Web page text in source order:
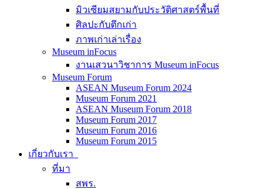
มิวเซียมสยามกับประวัติศาสตร์พื้นที่
ศิลปะกับตึกเก่า
ภาพเก่าเล่าเรื่อง
Museum inFocus
งานเสวนาวิชาการ Museum inFocus
Museum Forum
ASEAN Museum Forum 2024
Museum Forum 2021
ASEAN Museum Forum 2018
Museum Forum 2017
Museum Forum 2016
Museum Forum 2015
เกี่ยวกับเรา
ที่มา
สพร.